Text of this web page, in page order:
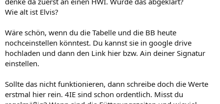
Wie alt ist Elvis?
Wäre schön, wenn du die Tabelle und die BB heute
nochceinstellen könntest. Du kannst sie in google drive
hochladen und dann den Link hier bzw. Ain deiner Signatur
einstellen.
Sollte das nicht funktionieren, dann schreibe doch die Werte
erstmal hier rein. 4IE sind schon ordentlich. Misst du